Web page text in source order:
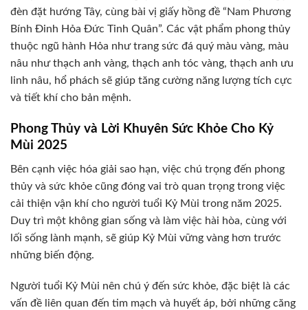
đèn đặt hướng Tây, cùng bài vị giấy hồng đề “Nam Phương
Bính Đinh Hỏa Đức Tinh Quân”. Các vật phẩm phong thủy
thuộc ngũ hành Hỏa như trang sức đá quý màu vàng, màu
nâu như thạch anh vàng, thạch anh tóc vàng, thạch anh ưu
linh nâu, hổ phách sẽ giúp tăng cường năng lượng tích cực
và tiết khí cho bản mệnh.
Phong Thủy và Lời Khuyên Sức Khỏe Cho Kỷ
Mùi 2025
Bên cạnh việc hóa giải sao hạn, việc chú trọng đến phong
thủy và sức khỏe cũng đóng vai trò quan trọng trong việc
cải thiện vận khí cho người tuổi Kỷ Mùi trong năm 2025.
Duy trì một không gian sống và làm việc hài hòa, cùng với
lối sống lành mạnh, sẽ giúp Kỷ Mùi vững vàng hơn trước
những biến động.
Người tuổi Kỷ Mùi nên chú ý đến sức khỏe, đặc biệt là các
vấn đề liên quan đến tim mạch và huyết áp, bởi những căng